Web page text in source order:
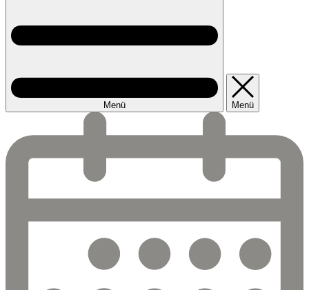
Menü Menü